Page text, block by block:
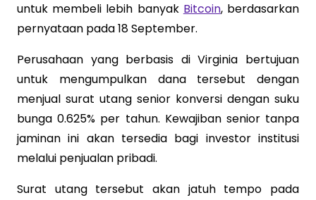
untuk membeli lebih banyak Bitcoin, berdasarkan
pernyataan pada 18 September.
Perusahaan yang berbasis di Virginia bertujuan
untuk mengumpulkan dana tersebut dengan
menjual surat utang senior konversi dengan suku
bunga 0.625% per tahun. Kewajiban senior tanpa
jaminan ini akan tersedia bagi investor institusi
melalui penjualan pribadi.
Surat utang tersebut akan jatuh tempo pada